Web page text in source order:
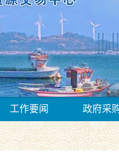
工作要闻 政府采